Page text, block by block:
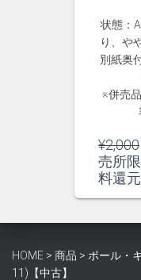
状態：
り、や
別紙奥
※併売
¥2,000
売所
料還
HOME > 商品 > ポール・
11)【中古】